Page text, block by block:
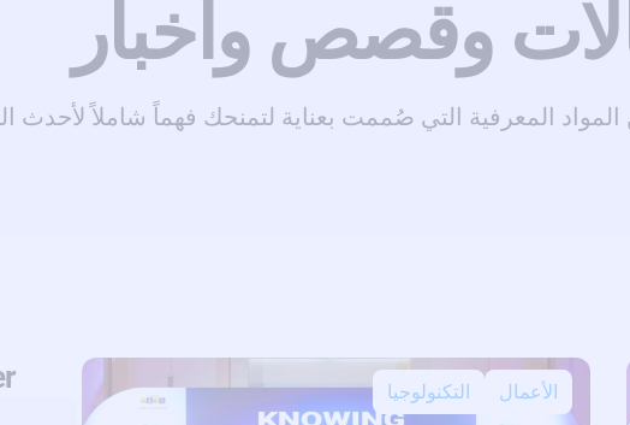
وقصص وأخبار
المعرفية التي صُممت بعناية لتمنحك فهماً شاملاً لأحدث
الأعمال التكنولوجيا